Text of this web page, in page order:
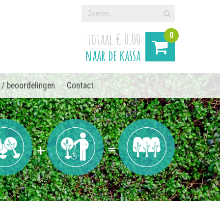
0
totaal € 0,00
naar de kassa
beoordelingen Contact
+ =